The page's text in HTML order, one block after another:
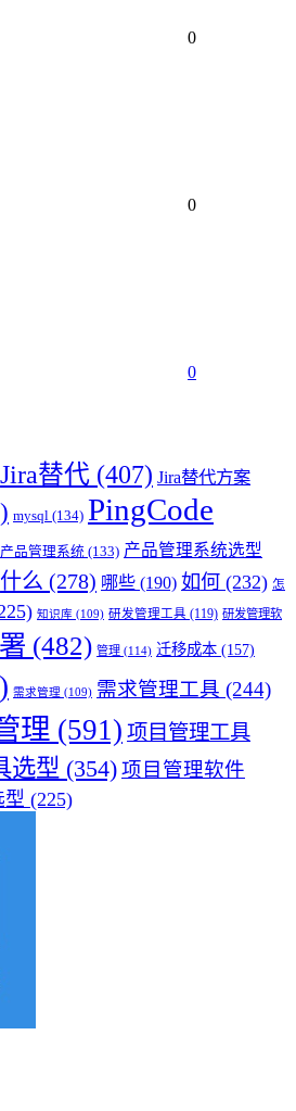
0
0
0
Jira替代 (407) Jira替代方案
mysql (134) PingCode
产品管理系统 (133) 产品管理系统选型
什么 (278) 哪些 (190) 如何 (232) 怎
知识库 (109) 研发管理工具 (119) 研发管理软
(482) 管理 (114) 迁移成本 (157)
需求管理 (109) 需求管理工具 (244)
理 (591) 项目管理工具
选型 (354) 项目管理软件
(225)